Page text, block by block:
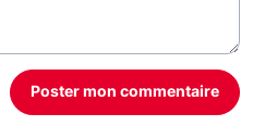
Poster mon commentaire